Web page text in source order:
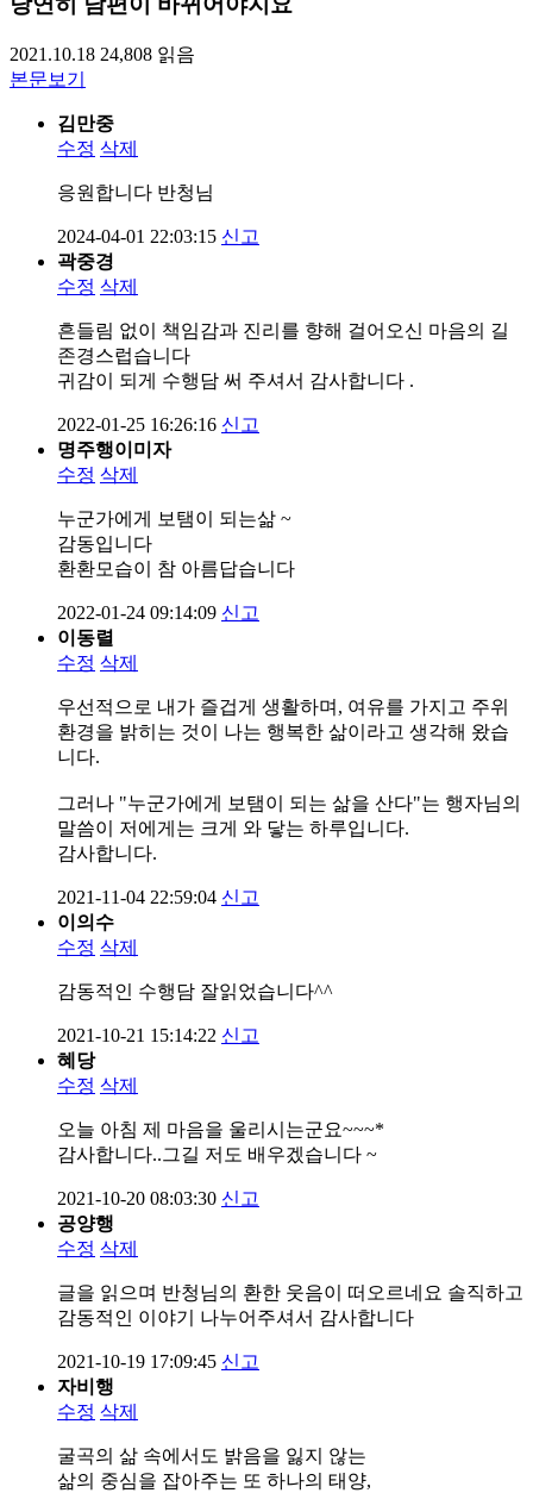
2021.10.18 24,808 읽음
본문보기
김만중
수정 삭제
응원합니다 반청님
2024-04-01 22:03:15 신고
곽중경
수정 삭제
흔들림 없이 책임감과 진리를 향해 걸어오신 마음의 길
존경스럽습니다
귀감이 되게 수행담 써 주셔서 감사합니다 .
2022-01-25 16:26:16 신고
명주행이미자
수정 삭제
누군가에게 보탬이 되는삶 ~
감동입니다
환환모습이 참 아름답습니다
2022-01-24 09:14:09 신고
이동렬
수정 삭제
우선적으로 내가 즐겁게 생활하며, 여유를 가지고 주위
환경을 밝히는 것이 나는 행복한 삶이라고 생각해 왔습
니다.
그러나 "누군가에게 보탬이 되는 삶을 산다"는 행자님의
말씀이 저에게는 크게 와 닿는 하루입니다.
감사합니다.
2021-11-04 22:59:04 신고
이의수
수정 삭제
감동적인 수행담 잘읽었습니다^^
2021-10-21 15:14:22 신고
혜당
수정 삭제
오늘 아침 제 마음을 울리시는군요~~~*
감사합니다..그길 저도 배우겠습니다 ~
2021-10-20 08:03:30 신고
공양행
수정 삭제
글을 읽으며 반청님의 환한 웃음이 떠오르네요 솔직하고
감동적인 이야기 나누어주셔서 감사합니다
2021-10-19 17:09:45 신고
자비행
수정 삭제
굴곡의 삶 속에서도 밝음을 잃지 않는
삶의 중심을 잡아주는 또 하나의 태양,